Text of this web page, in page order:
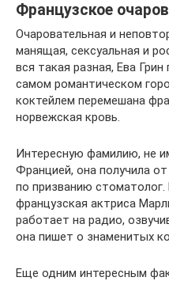
Французское
Очаровательная и
манящая, сексуальная и
вся такая разная, Ева
самом романтическом
коктейлем перемешана
норвежская кровь.
Интересную фамилию, не
Францией, она получила
по призванию стоматолог.
французская актриса
работает на радио,
она пишет о знаменитых
Еще одним интересным